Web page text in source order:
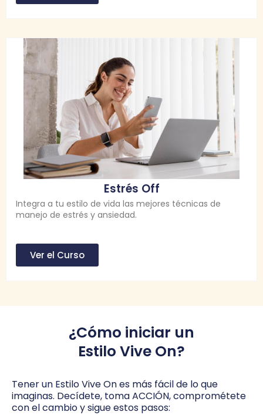
Estrés Off
Integra a tu estilo de vida las mejores técnicas de
manejo de estrés y ansiedad.
Ver el Curso
¿Cómo iniciar un
Estilo Vive On?
Tener un Estilo Vive On es más fácil de lo que
imaginas. Decídete, toma ACCIÓN, comprométete
con el cambio y sigue estos pasos: